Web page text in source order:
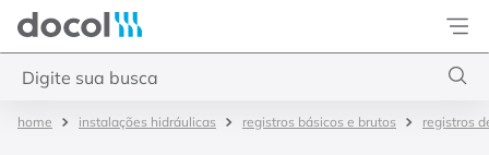
Docol
instalações hidráulicas registros básicos e brutos registros